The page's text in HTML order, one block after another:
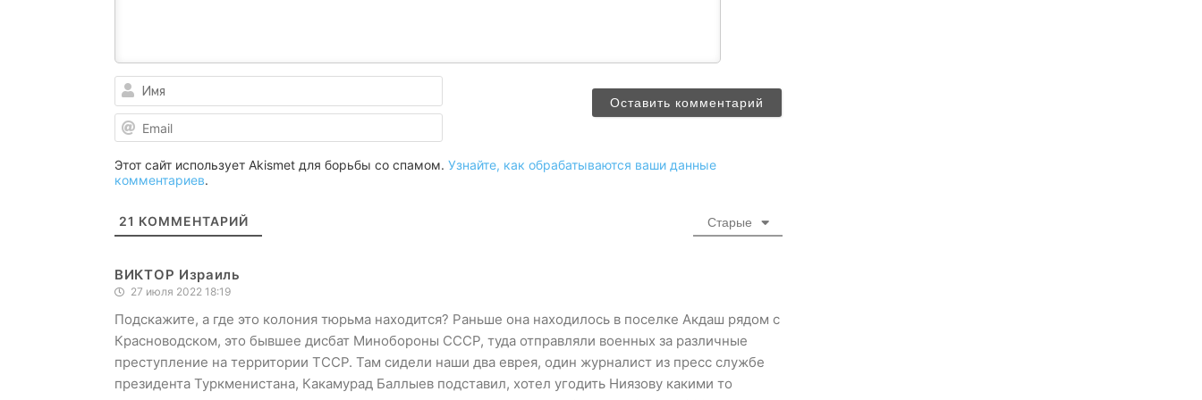
Этот сайт использует Akismet для борьбы со спамом. Узнайте, как обрабатываются ваши данные
комментариев.
21 КОММЕНТАРИЙ Старые
ВИКТОР Израиль
27 июля 2022 18:19
Подскажите, а где это колония тюрьма находится? Раньше она находилось в поселке Акдаш рядом с
Красноводском, это бывшее дисбат Минобороны СССР, туда отправляли военных за различные
преступление на территории ТССР. Там сидели наши два еврея, один журналист из пресс службе
президента Туркменистана, Какамурад Баллыев подставил, хотел угодить Ниязову какими то